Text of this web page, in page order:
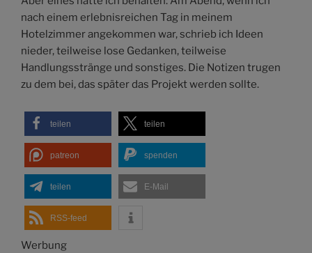
nach einem erlebnisreichen Tag in meinem
Hotelzimmer angekommen war, schrieb ich Ideen
nieder, teilweise lose Gedanken, teilweise
Handlungsstränge und sonstiges. Die Notizen trugen
zu dem bei, das später das Projekt werden sollte.
teilen teilen
patreon spenden
teilen E-Mail
RSS-feed
Werbung